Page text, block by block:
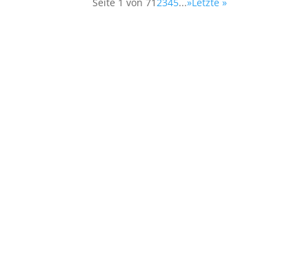
Seite 1 von 712345...»Letzte »